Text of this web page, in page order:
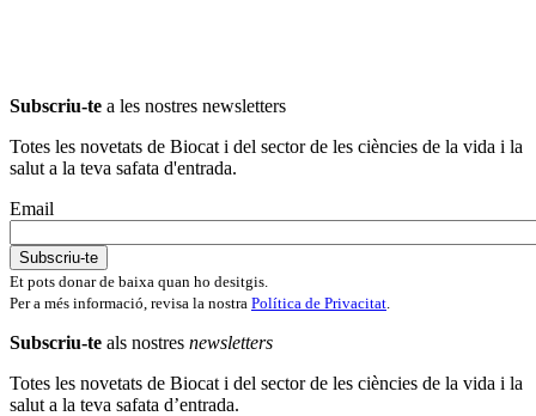
Subscriu-te a les nostres newsletters
Totes les novetats de Biocat i del sector de les ciències de la vida i la
salut a la teva safata d'entrada.
Email
Et pots donar de baixa quan ho desitgis.
Per a més informació, revisa la nostra Política de Privacitat
Subscriu-te als nostres newsletters
Totes les novetats de Biocat i del sector de les ciències de la vida i la
salut a la teva safata d’entrada.